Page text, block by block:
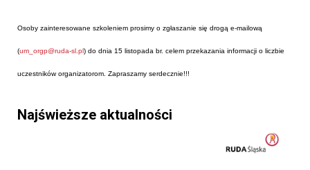
Osoby zainteresowane szkoleniem prosimy o zgłaszanie się drogą e-mailową
(um_orgp@ruda-sl.pl) do dnia 15 listopada br. celem przekazania informacji o liczbie
uczestników organizatorom. Zapraszamy serdecznie!!!
Najświeższe aktualności